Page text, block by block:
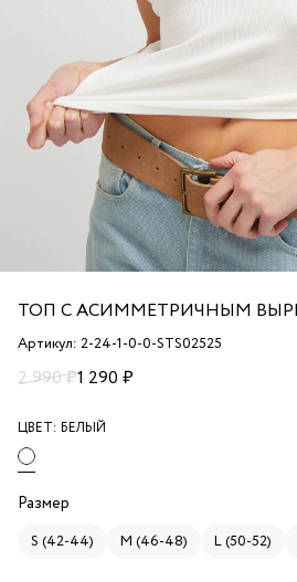
ТОП С АСИММЕТРИЧНЫМ
Артикул: 2-24-1-0-0-STS02525
2 990 ₽1 290 ₽
ЦВЕТ: БЕЛЫЙ
Размер
S (42-44) M (46-48) L (50-52)